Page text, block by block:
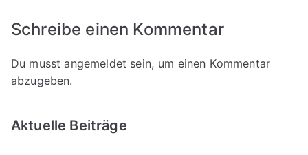
Schreibe einen Kommentar
Du musstangemeldet sein, um einen Kommentar
abzugeben.
Aktuelle Beiträge